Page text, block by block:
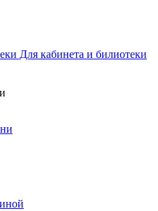
Для кабинета и билиотеки